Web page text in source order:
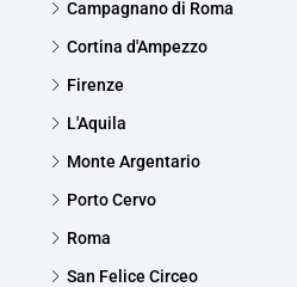
Campagnano di Roma
Cortina d'Ampezzo
Firenze
L'Aquila
Monte Argentario
Porto Cervo
Roma
San Felice Circeo